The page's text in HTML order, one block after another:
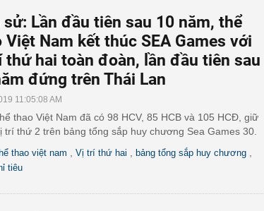
sử: Lần đầu tiên sau 10 năm, thể
Việt Nam kết thúc SEA Games với
thứ hai toàn đoàn, lần đầu tiên sau
đứng trên Thái Lan
11:05:08 AM
thao Việt Nam đã có 98 HCV, 85 HCB và 105 HCĐ, giữ
trí thứ 2 trên bảng tổng sắp huy chương Sea Games 30.
thao việt nam Vị trí thứ hai bảng tổng sắp huy chương
tiêu